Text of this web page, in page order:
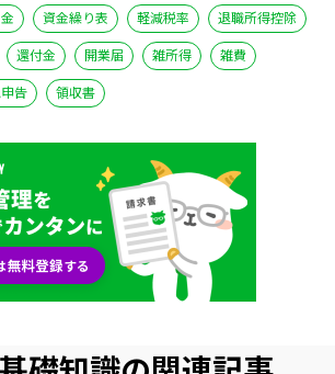
資金繰り表 軽減税率
退職所得控除
還付金 開業届 雑所得
雑費
告 領収書